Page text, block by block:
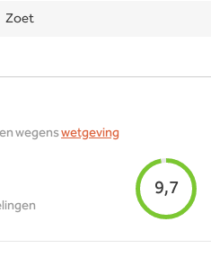
Zoet
wegenswetgeving
9,7